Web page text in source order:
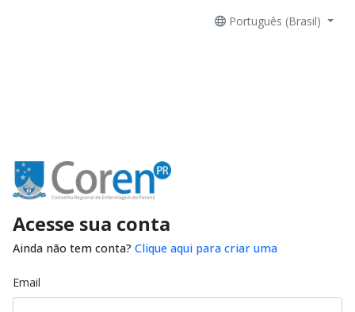
Português (Brasil)
Acesse sua conta
Ainda não tem conta? Clique aqui para criar uma
Email